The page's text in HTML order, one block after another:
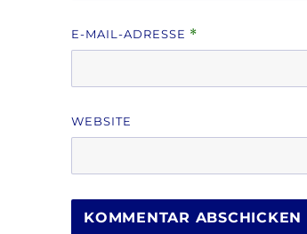
E-MAIL-ADRESSE *
WEBSITE